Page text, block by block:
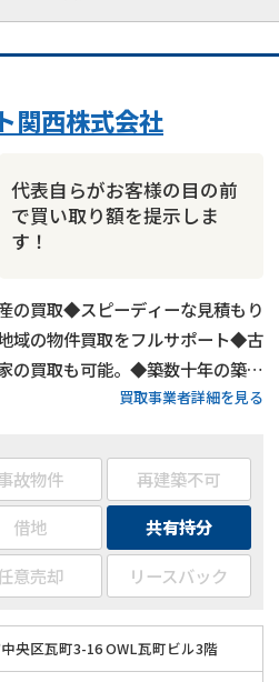
関西株式会社
代表自らがお客様の目の前
で買い取り額を提示しま
す！
の買取◆スピーディーな見積もり
域の物件買取をフルサポート◆古
の買取も可能。◆築数十年の築古
もOK◆お客様第一主義で取り組
買取事業者詳細を見る
故物件
再建築不可
借地
共有持分
意売却 リースバック
央区瓦町3-16 OWL瓦町ビル3階